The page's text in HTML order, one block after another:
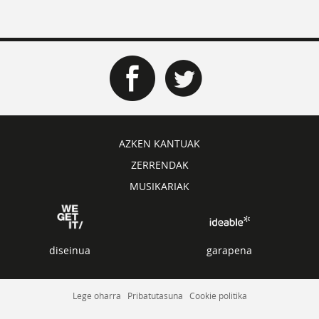
AZKEN KANTUAK
ZERRENDAK
MUSIKARIAK
diseinua garapena
Lege oharra Pribatutasuna Cookie politika